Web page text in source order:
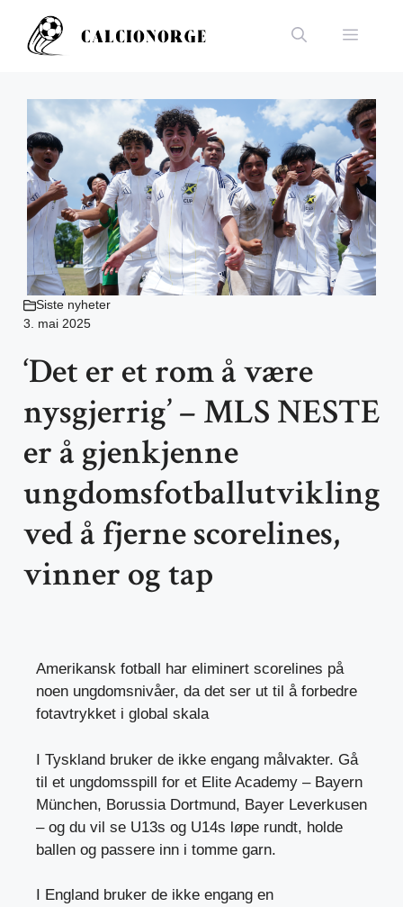
innhold
Meny
Siste nyheter
3. mai 2025
‘Det er et rom å være
nysgjerrig’ – MLS NESTE
er å gjenkjenne
ungdomsfotballutvikling
ved å fjerne scorelines,
vinner og tap
Amerikansk fotball har eliminert scorelines på
noen ungdomsnivåer, da det ser ut til å forbedre
fotavtrykket i global skala
I Tyskland bruker de ikke engang målvakter. Gå
til et ungdomsspill for et Elite Academy – Bayern
München, Borussia Dortmund, Bayer Leverkusen
– og du vil se U13s og U14s løpe rundt, holde
ballen og passere inn i tomme garn.
I England bruker de ikke engang en